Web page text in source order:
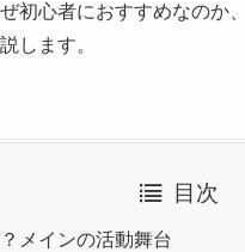
初心者におすすめなのか
します。
目次
メインの活動舞台